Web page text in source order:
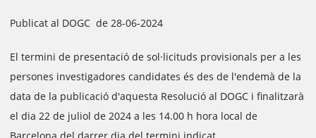
Publicat al DOGC de 28-06-2024
El termini de presentació de sol·licituds provisionals per a les
persones investigadores candidates és des de l'endemà de la
data de la publicació d'aquesta Resolució al DOGC i finalitzarà
el dia 22 de juliol de 2024 a les 14.00 h hora local de